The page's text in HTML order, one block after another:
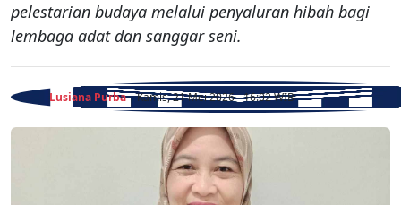
pelestarian budaya melalui penyaluran hibah bagi
lembaga adat dan sanggar seni.
Lusiana Purba - Kamis, 21 Mei 2026 - 16:02 WIB